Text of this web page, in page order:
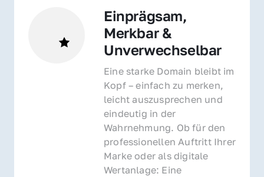
Einprägsam,
Merkbar &
Unverwechselbar
Eine starke Domain bleibt im
Kopf – einfach zu merken,
leicht auszusprechen und
eindeutig in der
Wahrnehmung. Ob für den
professionellen Auftritt Ihrer
Marke oder als digitale
Wertanlage: Eine